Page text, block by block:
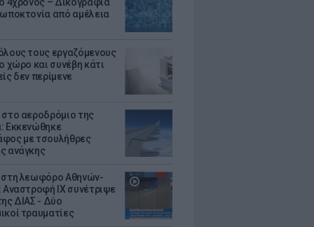
από αμέλεια
τους εργαζόμενους
χώρο και συνέβη κάτι
δεν περίμενε
στο αεροδρόμιο της
Εκκενώθηκε
με τσουλήθρες
ανάγκης
στη λεωφόρο Αθηνών-
Αναστροφή ΙΧ συνέτριψε
ΔΙΑΣ - Δύο
τραυματίες